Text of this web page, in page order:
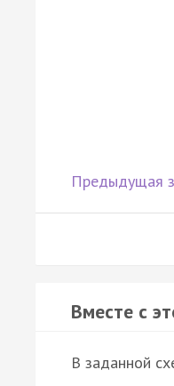
Предыдущая
Вместе с
В заданной